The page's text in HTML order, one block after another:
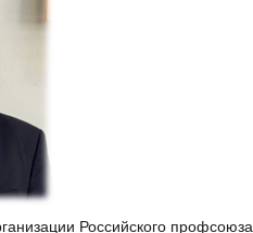
Российского профсоюза